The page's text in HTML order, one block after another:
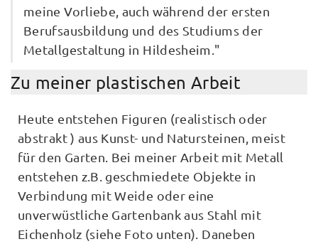
meine Vorliebe, auch während der ersten
Berufsausbildung und des Studiums der
Metallgestaltung in Hildesheim."
Zu meiner plastischen Arbeit
Heute entstehen Figuren (realistisch oder
abstrakt ) aus Kunst- und Natursteinen, meist
für den Garten. Bei meiner Arbeit mit Metall
entstehen z.B. geschmiedete Objekte in
Verbindung mit Weide oder eine
unverwüstliche Gartenbank aus Stahl mit
Eichenholz (siehe Foto unten). Daneben